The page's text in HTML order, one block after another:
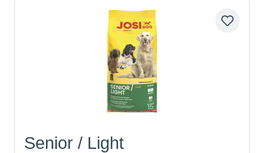
Senior / Light